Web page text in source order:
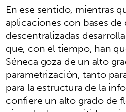
En ese sentido, mientras
aplicaciones con bases de
descentralizadas
que, con el tiempo, han
Séneca goza de un alto
parametrización, tanto
para la estructura de la
confiere un alto grado de